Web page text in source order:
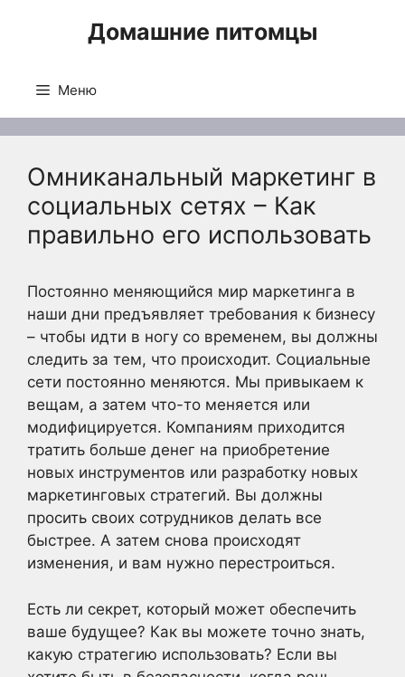
Домашние питомцы
Меню
Омниканальный маркетинг в
социальных сетях – Как
правильно его использовать
Постоянно меняющийся мир маркетинга в
наши дни предъявляет требования к бизнесу
– чтобы идти в ногу со временем, вы должны
следить за тем, что происходит. Социальные
сети постоянно меняются. Мы привыкаем к
вещам, а затем что-то меняется или
модифицируется. Компаниям приходится
тратить больше денег на приобретение
новых инструментов или разработку новых
маркетинговых стратегий. Вы должны
просить своих сотрудников делать все
быстрее. А затем снова происходят
изменения, и вам нужно перестроиться.
Есть ли секрет, который может обеспечить
ваше будущее? Как вы можете точно знать,
какую стратегию использовать? Если вы